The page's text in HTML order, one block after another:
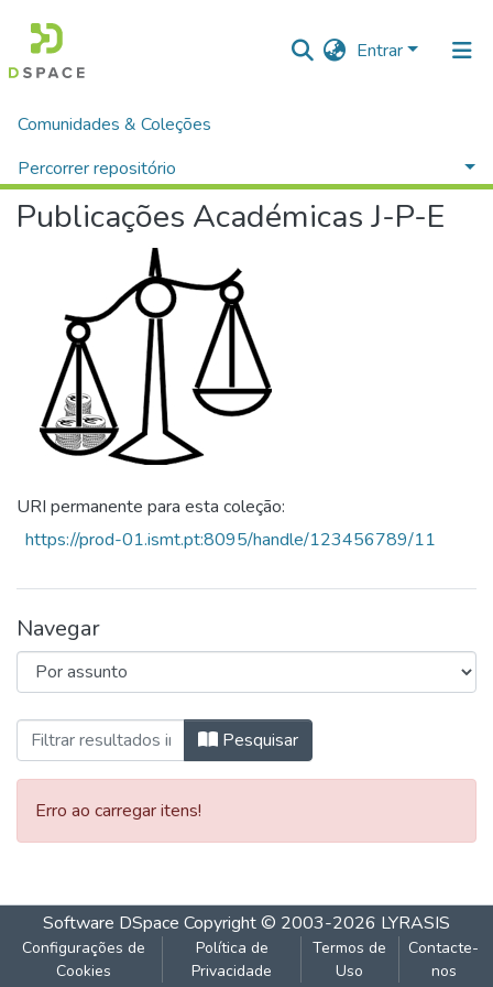
Entrar
Comunidades & Coleções
Percorrer repositório
Página inicial
Publicações Académicas J-P-E
URI permanente para esta coleção:
https://prod-01.ismt.pt:8095/handle/123456789/11
Navegar
Percorrer Publicações Académicas J-P-
Pesquisar
Erro ao carregar itens!
Software DSpace Copyright © 2003-2026 LYRASIS
Configurações de
Cookies
Política de
Privacidade
Termos de
Uso
Contacte-
nos